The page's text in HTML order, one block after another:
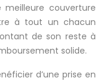
meilleure couverture
à tout un chacun
de son reste à
solide.
d’une prise en